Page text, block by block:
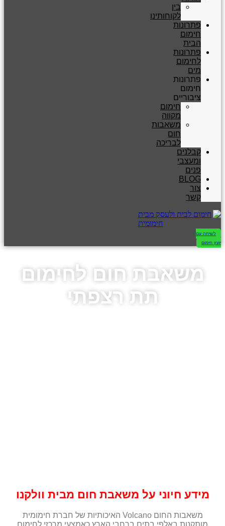
בין
לקוחותינו
פתרונות
חימום
הבית
פתרונות
לחימום
מים
פתרונות
חימום
ציבוריים
חימום
מקווה
משאבות
חום
לבריכה
קבלנים
ומעצבי
פנים
BLOG
צור
קשר
לשיחה עם
יועץ חימום
משאבת חום לחימום
תת רצפתי
מידע חיוני על משאבת חום מבית וולקנו
משאבות החום Volcano האיכותיות של חברת חימומית
מותקנות באלפי בתים ברחבי הארץ כאמצעי מרכזי לחימום